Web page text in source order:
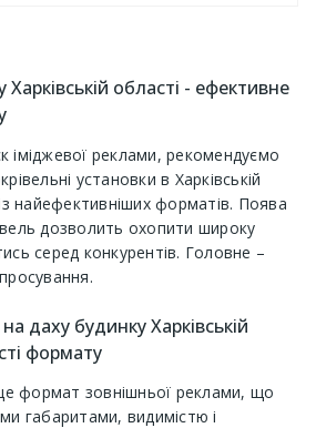
області - ефективне
іміджевої реклами, рекомендуємо
установки в Харківській
найефективніших форматів. Поява
дозволить охопити широку
серед конкурентів. Головне –
даху будинку Харківській
формату
це формат зовнішньої реклами, що
габаритами, видимістю і